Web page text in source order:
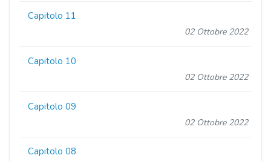
Capitolo 11
02 Ottobre 2022
Capitolo 10
02 Ottobre 2022
Capitolo 09
02 Ottobre 2022
Capitolo 08